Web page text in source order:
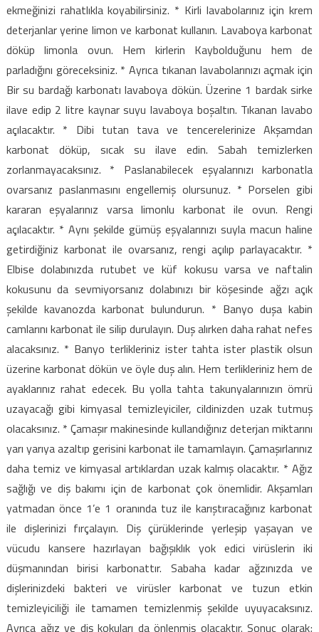
ekmeğinizi rahatlıkla koyabilirsiniz. * Kirli lavabolarınız için krem
deterjanlar yerine limon ve karbonat kullanın. Lavaboya karbonat
döküp limonla ovun. Hem kirlerin Kaybolduğunu hem de
parladığını göreceksiniz. * Ayrıca tıkanan lavabolarınızı açmak için
Bir su bardağı karbonatı lavaboya dökün. Üzerine 1 bardak sirke
ilave edip 2 litre kaynar suyu lavaboya boşaltın. Tıkanan lavabo
açılacaktır. * Dibi tutan tava ve tencerelerinize Akşamdan
karbonat döküp, sıcak su ilave edin. Sabah temizlerken
zorlanmayacaksınız. * Paslanabilecek eşyalarınızı karbonatla
ovarsanız paslanmasını engellemiş olursunuz. * Porselen gibi
kararan eşyalarınız varsa limonlu karbonat ile ovun. Rengi
açılacaktır. * Aynı şekilde gümüş eşyalarınızı suyla macun haline
getirdiğiniz karbonat ile ovarsanız, rengi açılıp parlayacaktır. *
Elbise dolabınızda rutubet ve küf kokusu varsa ve naftalin
kokusunu da sevmiyorsanız dolabınızı bir köşesinde ağzı açık
şekilde kavanozda karbonat bulundurun. * Banyo duşa kabin
camlarını karbonat ile silip durulayın. Duş alırken daha rahat nefes
alacaksınız. * Banyo terlikleriniz ister tahta ister plastik olsun
üzerine karbonat dökün ve öyle duş alın. Hem terlikleriniz hem de
ayaklarınız rahat edecek. Bu yolla tahta takunyalarınızın ömrü
uzayacağı gibi kimyasal temizleyiciler, cildinizden uzak tutmuş
olacaksınız. * Çamaşır makinesinde kullandığınız deterjan miktarını
yarı yarıya azaltıp gerisini karbonat ile tamamlayın. Çamaşırlarınız
daha temiz ve kimyasal artıklardan uzak kalmış olacaktır. * Ağız
sağlığı ve diş bakımı için de karbonat çok önemlidir. Akşamları
yatmadan önce 1’e 1 oranında tuz ile karıştıracağınız karbonat
ile dişlerinizi fırçalayın. Diş çürüklerinde yerleşip yaşayan ve
vücudu kansere hazırlayan bağışıklık yok edici virüslerin iki
düşmanından birisi karbonattır. Sabaha kadar ağzınızda ve
dişlerinizdeki bakteri ve virüsler karbonat ve tuzun etkin
temizleyiciliği ile tamamen temizlenmiş şekilde uyuyacaksınız.
Ayrıca ağız ve diş kokuları da önlenmiş olacaktır. Sonuç olarak;